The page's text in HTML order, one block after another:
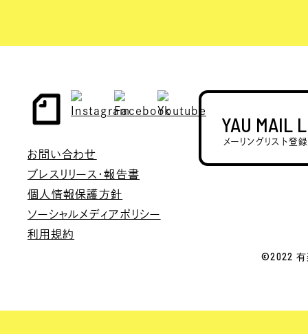
YAU MAIL
メーリングリスト登
お問い合わせ
プレスリリース・報告書
個人情報保護方針
ソーシャルメディアポリシー
利用規約
©2022 有